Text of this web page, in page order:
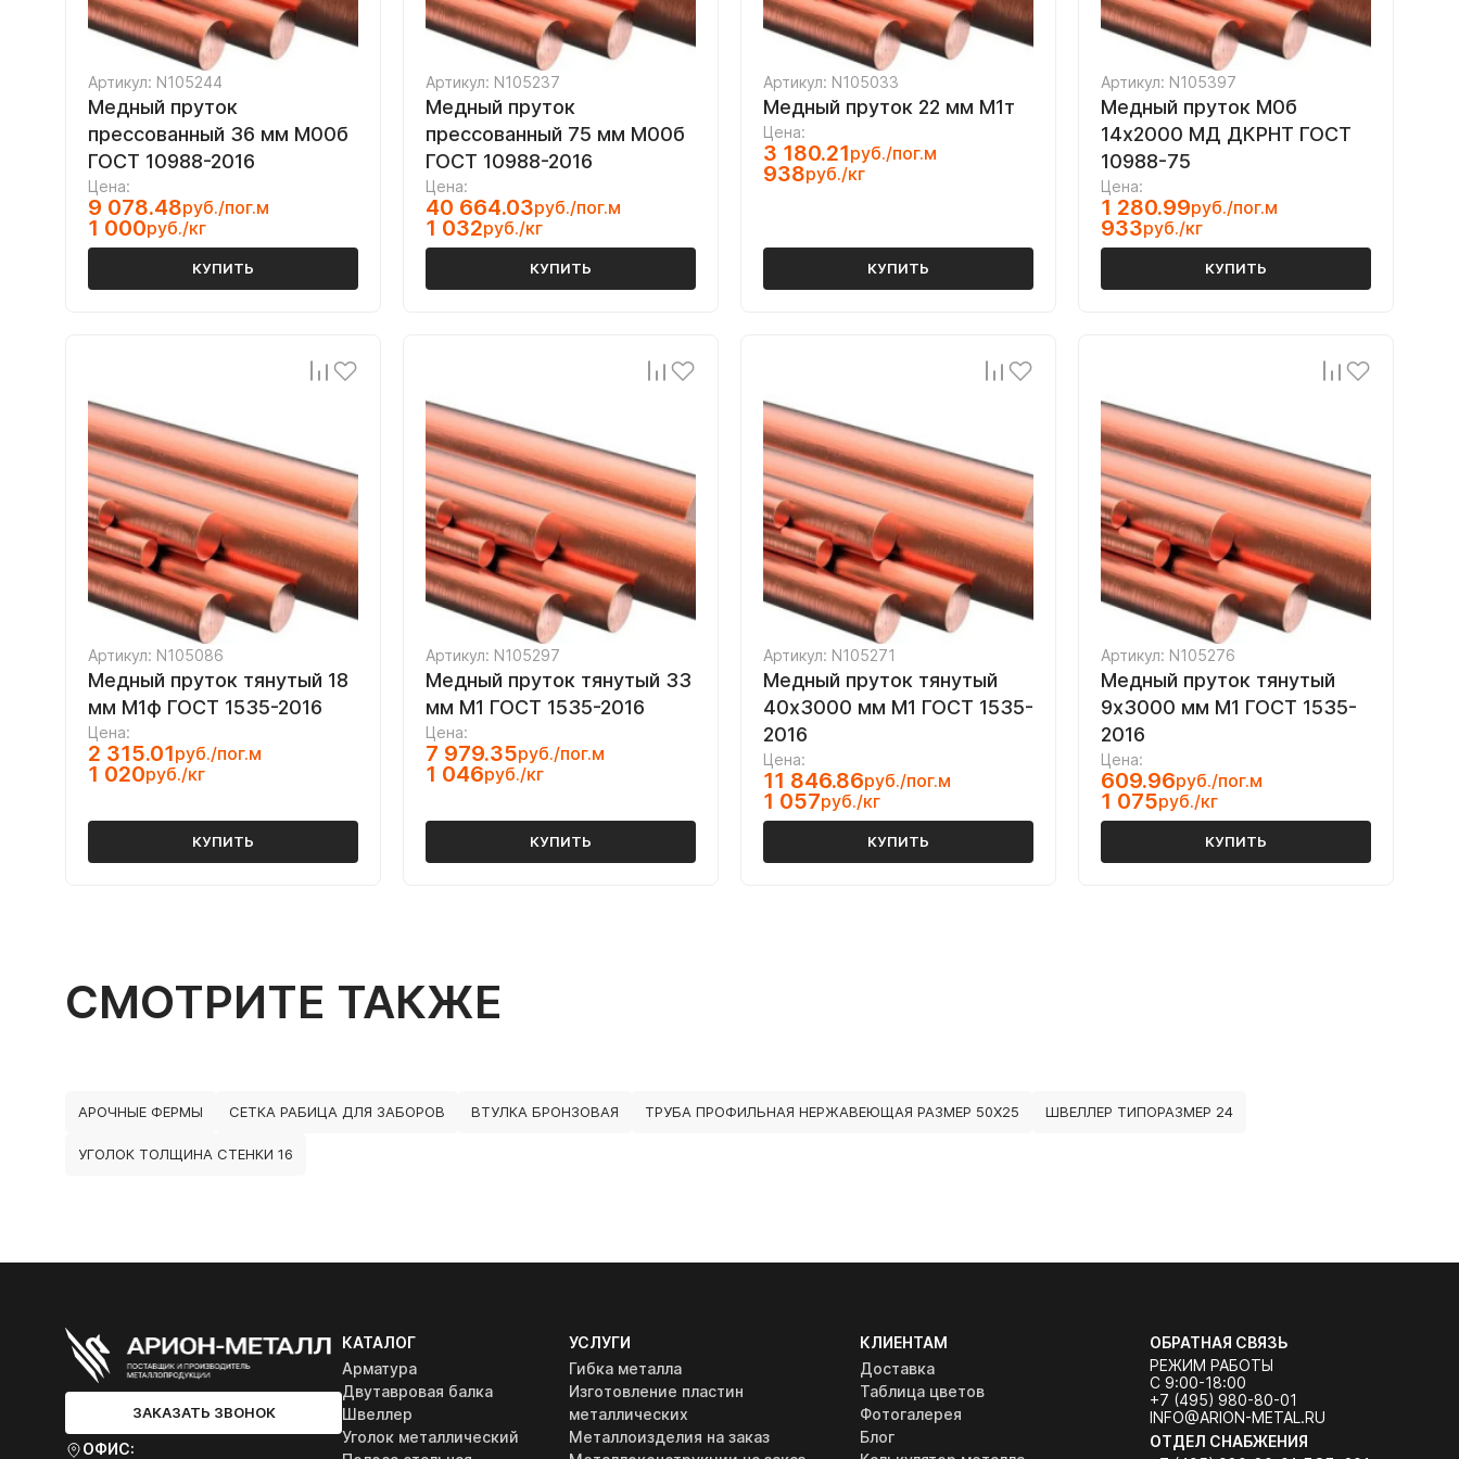
Артикул: N105244
Медный пруток
прессованный 36 мм М00б
ГОСТ 10988-2016
Цена:
9 078.48руб./пог.м
1 000руб./кг
КУПИТЬ
Артикул: N105237
Медный пруток
прессованный 75 мм М00б
ГОСТ 10988-2016
Цена:
40 664.03руб./пог.м
1 032руб./кг
КУПИТЬ
Артикул: N105033
Медный пруток 22 мм М1т
Цена:
3 180.21руб./пог.м
938руб./кг
КУПИТЬ
Артикул: N105397
Медный пруток М0б
14х2000 МД ДКРНТ ГОСТ
10988-75
Цена:
1 280.99руб./пог.м
933руб./кг
КУПИТЬ
Артикул: N105086
Медный пруток тянутый 18
мм М1ф ГОСТ 1535-2016
Цена:
2 315.01руб./пог.м
1 020руб./кг
КУПИТЬ
Артикул: N105297
Медный пруток тянутый 33
мм М1 ГОСТ 1535-2016
Цена:
7 979.35руб./пог.м
1 046руб./кг
КУПИТЬ
Артикул: N105271
Медный пруток тянутый
40х3000 мм М1 ГОСТ 1535-
2016
Цена:
11 846.86руб./пог.м
1 057руб./кг
КУПИТЬ
Артикул: N105276
Медный пруток тянутый
9х3000 мм М1 ГОСТ 1535-
2016
Цена:
609.96руб./пог.м
1 075руб./кг
КУПИТЬ
СМОТРИТЕ ТАКЖЕ
АРОЧНЫЕ ФЕРМЫ СЕТКА РАБИЦА ДЛЯ ЗАБОРОВ ВТУЛКА БРОНЗОВАЯ ТРУБА ПРОФИЛЬНАЯ НЕРЖАВЕЮЩАЯ РАЗМЕР 50Х25 ШВЕЛЛЕР ТИПОРАЗМЕР 24
УГОЛОК ТОЛЩИНА СТЕНКИ 16
ЗАКАЗАТЬ ЗВОНОК
ОФИС:
КАТАЛОГ
Арматура
Двутавровая балка
Швеллер
Уголок металлический
УСЛУГИ
Гибка металла
Изготовление пластин
металлических
Металлоизделия на заказ
КЛИЕНТАМ
Доставка
Таблица цветов
Фотогалерея
Блог
ОБРАТНАЯ СВЯЗЬ
РЕЖИМ РАБОТЫ
С 9:00-18:00
+7 (495) 980-80-01
INFO@ARION-METAL.RU
ОТДЕЛ СНАБЖЕНИЯ